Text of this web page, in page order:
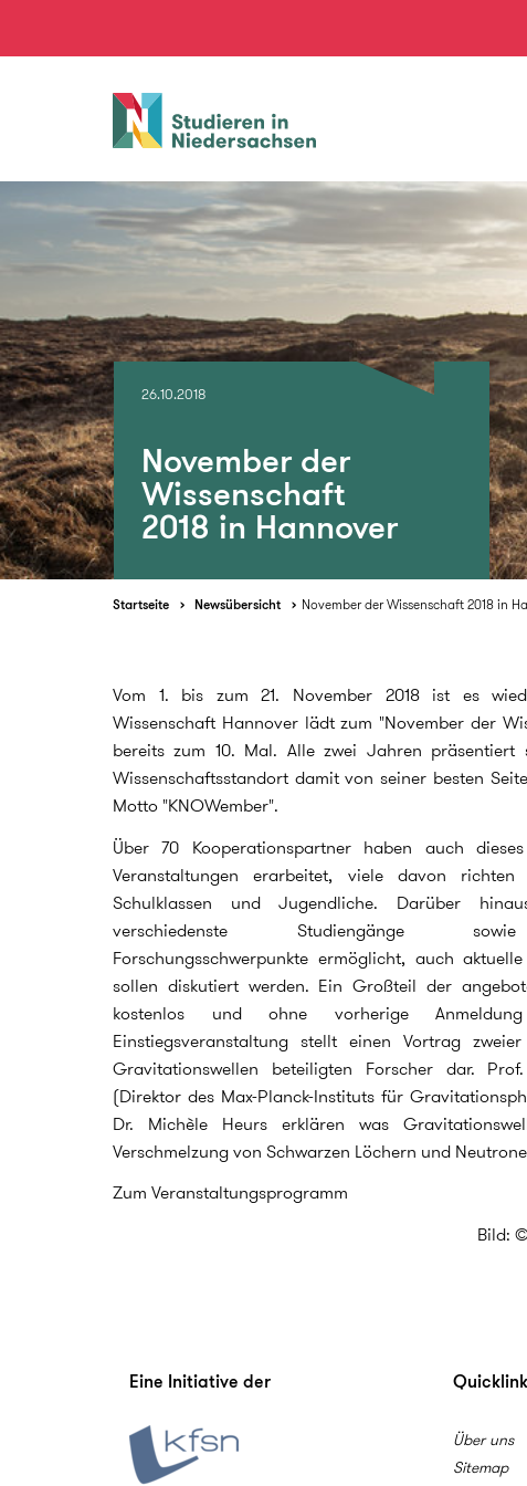
Studieren
in
26.10.2018
November der
Wissenschaft
2018 in Hannover
Startseite Newsübersicht November der Wissenschaft 2018 in
Vom 1. bis zum 21. November 2018 ist es
Wissenschaft Hannover lädt zum "November der
bereits zum 10. Mal. Alle zwei Jahren
Wissenschaftsstandort damit von seiner besten
Motto "KNOWember".
Über 70 Kooperationspartner haben auch
Veranstaltungen erarbeitet, viele davon
Schulklassen und Jugendliche. Darüber
verschiedenste Studiengänge sowie
Forschungsschwerpunkte ermöglicht, auch
sollen diskutiert werden. Ein Großteil der
kostenlos und ohne vorherige
Einstiegsveranstaltung stellt einen Vortrag
Gravitationswellen beteiligten Forscher dar.
(Direktor des Max-Planck-Instituts für
Dr. Michèle Heurs erklären was
Verschmelzung von Schwarzen Löchern und
Zum Veranstaltungsprogramm
Bild:
Eine Initiative der
Über uns
Sitemap